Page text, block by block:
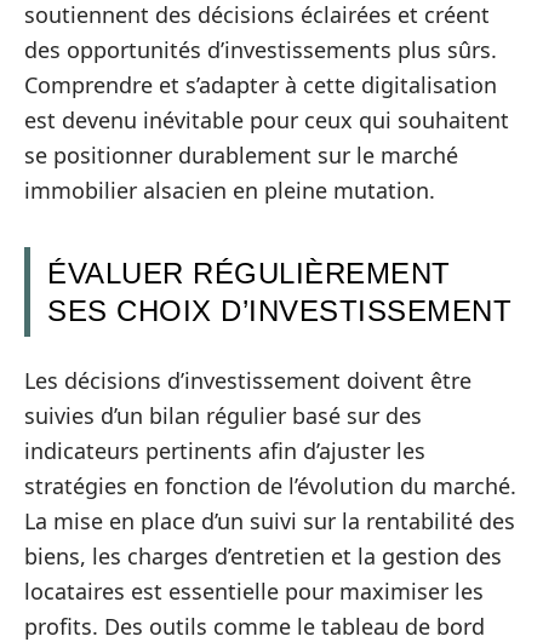
soutiennent des décisions éclairées et créent
des opportunités d’investissements plus sûrs.
Comprendre et s’adapter à cette digitalisation
est devenu inévitable pour ceux qui souhaitent
se positionner durablement sur le marché
immobilier alsacien en pleine mutation.
ÉVALUER RÉGULIÈREMENT
SES CHOIX D’INVESTISSEMENT
Les décisions d’investissement doivent être
suivies d’un bilan régulier basé sur des
indicateurs pertinents afin d’ajuster les
stratégies en fonction de l’évolution du marché.
La mise en place d’un suivi sur la rentabilité des
biens, les charges d’entretien et la gestion des
locataires est essentielle pour maximiser les
profits. Des outils comme le tableau de bord